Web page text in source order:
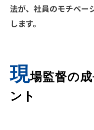
法が、社員のモチベー
します。
現場監督の
ント